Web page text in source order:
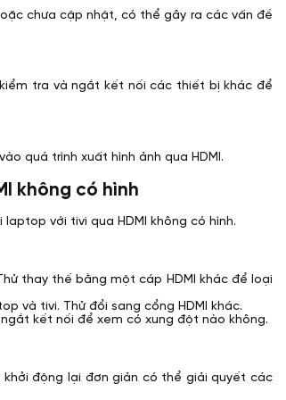
chưa cập nhật, có thể gây ra các vấn đề
tra và ngắt kết nối các thiết bị khác để
quá trình xuất hình ảnh qua HDMI.
không có hình
với tivi qua HDMI không có hình.
thay thế bằng một cáp HDMI khác để loại
và tivi. Thử đổi sang cổng HDMI khác.
kết nối để xem có xung đột nào không.
động lại đơn giản có thể giải quyết các